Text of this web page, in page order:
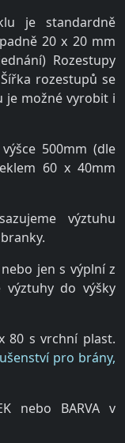
je standardně
20 x 20 mm
Rozestupy
rozestupů se
je možné vyrobit i
500mm (dle
60 x 40mm
výztuhu
jen s výplní z
výztuhy do výšky
80 s vrchní plast.
pro brány,
nebo BARVA v